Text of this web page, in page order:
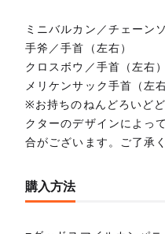
ミニバルカン／チェーン
手斧／手首（左右）
クロスボウ／手首（左右）
メリケンサック手首（左右
※お持ちのねんどろいど
クターのデザインによっ
合がございます。ご了承
購入方法